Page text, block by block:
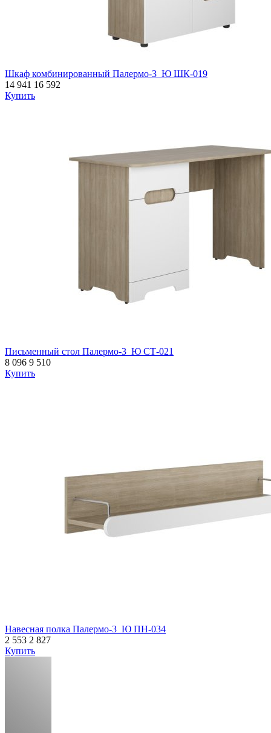
Шкаф комбинированный Палермо-3_Ю ШК-019
14 941 16 592
Купить
Письменный стол Палермо-3_Ю СТ-021
8 096 9 510
Купить
Навесная полка Палермо-3_Ю ПН-034
2 553 2 827
Купить